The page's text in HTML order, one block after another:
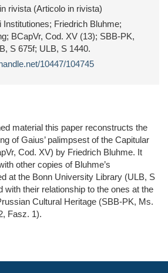
rivista (Articolo in rivista)
Institutiones; Friedrich Bluhme;
BCapVr, Cod. XV (13); SBB-PK,
S 675f; ULB, S 1440.
10447/104745
material this paper reconstructs the
of Gaius’ palimpsest of the Capitular
Cod. XV) by Friedrich Bluhme. It
other copies of Bluhme’s
at the Bonn University Library (ULB, S
with their relationship to the ones at the
Cultural Heritage (SBB-PK, Ms.
Fasz. 1).